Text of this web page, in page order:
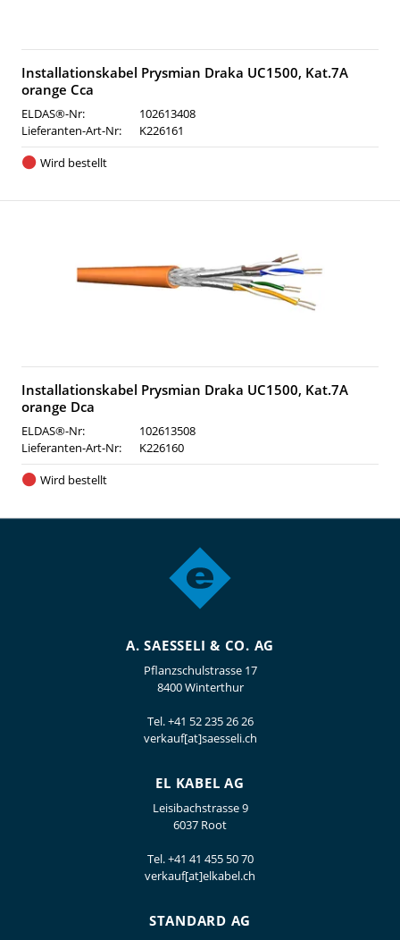
Installationskabel Prysmian Draka UC1500, Kat.7A
orange Cca
ELDAS®-Nr:
102613408
Lieferanten-Art-Nr:
K226161
Wird bestellt
Installationskabel Prysmian Draka UC1500, Kat.7A
orange Dca
ELDAS®-Nr:
102613508
Lieferanten-Art-Nr:
K226160
Wird bestellt
A. SAESSELI & CO. AG
Pflanzschulstrasse 17
8400 Winterthur
Tel.+41 52 235 26 26
verkauf[at]saesseli.ch
EL KABEL AG
Leisibachstrasse 9
6037 Root
Tel.+41 41 455 50 70
verkauf[at]elkabel.ch
STANDARD AG